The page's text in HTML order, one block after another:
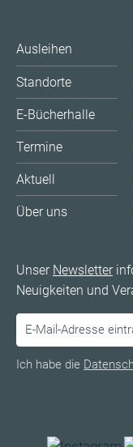
Ausleihen
Standorte
E-Bücherhalle
Termine
Aktuell
Über uns
Unser Newsletter
Neuigkeiten und
Ich habe die